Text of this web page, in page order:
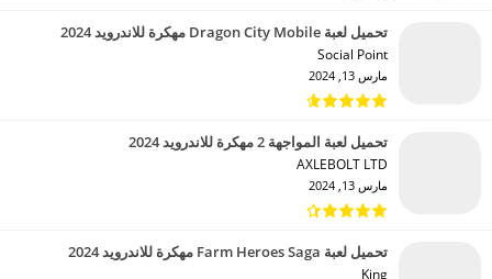
تحميل لعبة Dragon City Mobile مهكرة للاندرويد 2024
Social Point‏
مارس 13, 2024
تحميل لعبة المواجهة 2 مهكرة للاندرويد 2024
AXLEBOLT LTD‏
مارس 13, 2024
تحميل لعبة Farm Heroes Saga مهكرة للاندرويد 2024
King‏